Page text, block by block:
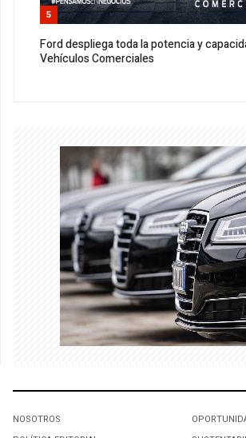
5
Ford despliega toda la potencia y
Vehículos Comerciales
NOSOTROS